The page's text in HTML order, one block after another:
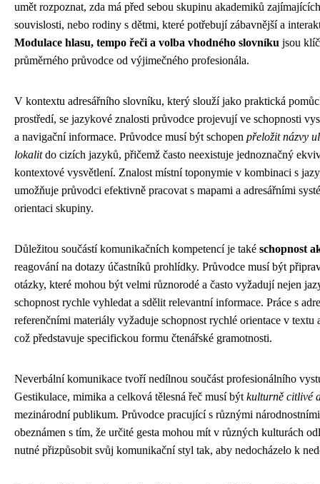
umět rozpoznat, zda má před sebou skupinu akademiků
souvislosti, nebo rodiny s dětmi, které potřebují zábavnější a
Modulace hlasu, tempo řeči a volba vhodného slovníku jsou
průměrného průvodce od výjimečného profesionála.
V kontextu adresářního slovníku, který slouží jako praktická
prostředí, se jazykové znalosti průvodce projevují ve schopnosti
a navigační informace. Průvodce musí být schopen přeložit názvy
lokalitdo cizích jazyků, přičemž často neexistuje jednoznačný
kontextové vysvětlení. Znalost místní toponymie v kombinaci s
umožňuje průvodci efektivně pracovat s mapami a adresářními
orientaci skupiny.
Důležitou součástí komunikačních kompetencí je také schopnost
reagování na dotazy účastníků prohlídky. Průvodce musí být
otázky, které mohou být velmi různorodé a často vyžadují nejen
schopnost rychle vyhledat a sdělit relevantní informace. Práce s
referenčními materiály vyžaduje schopnost rychlé orientace v textu
což představuje specifickou formu čtenářské gramotnosti.
Neverbální komunikace tvoří nedílnou součást profesionálního
Gestikulace, mimika a celková tělesná řeč musí být kulturně citlivé
mezinárodní publikum. Průvodce pracující s různými
obeznámen s tím, že určité gesta mohou mít v různých kulturách
nutné přizpůsobit svůj komunikační styl tak, aby nedocházelo k